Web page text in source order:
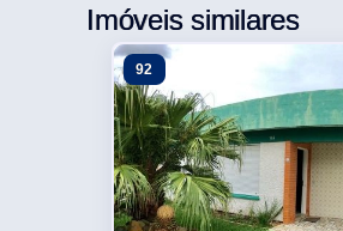
Imóveis similares
92